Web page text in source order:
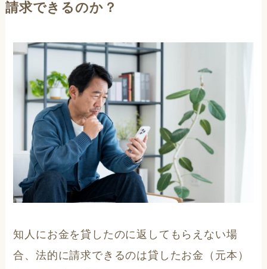
請求できるのか？
知人にお金を貸したのに返してもらえない場
合、法的に請求できるのは貸したお金（元本）